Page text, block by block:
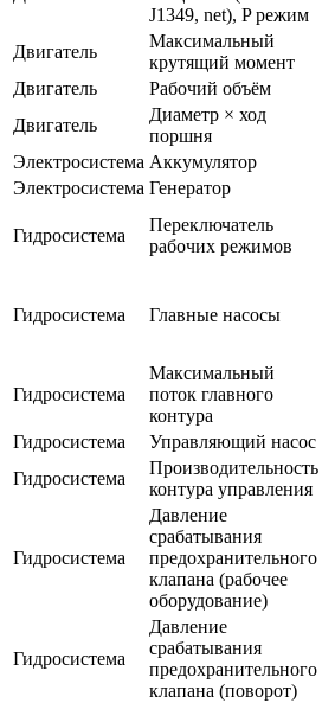
J1349, net), P режим
Двигатель
Максимальный
крутящий момент
Двигатель
Рабочий объём
Двигатель
Диаметр × ход
поршня
Электросистема Аккумулятор
Электросистема Генератор
Гидросистема
Переключатель
рабочих режимов
Гидросистема Главные насосы
Гидросистема
Максимальный
поток главного
контура
Гидросистема
Управляющий насос
Гидросистема
Производительность
контура управления
Гидросистема
Давление
срабатывания
предохранительного
клапана (рабочее
оборудование)
Гидросистема
Давление
срабатывания
предохранительного
клапана (поворот)